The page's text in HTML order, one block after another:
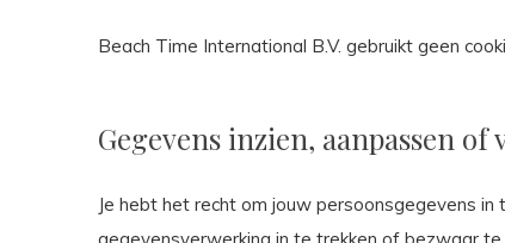
Beach Time International B.V. gebruikt geen
Gegevens inzien, aanpassen
Je hebt het recht om jouw persoonsgegevens